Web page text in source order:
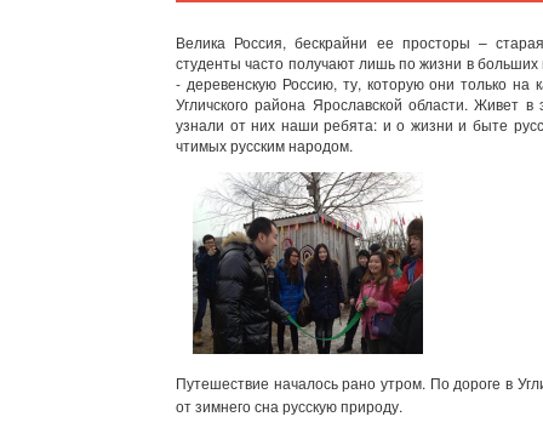
Велика Россия, бескрайни ее просторы –
студенты часто получают лишь по жизни в
- деревенскую Россию, ту, которую они только
Угличского района Ярославской области. Живет
узнали от них наши ребята: и о жизни и быте
чтимых русским народом.
Путешествие началось рано утром. По дороге в
от зимнего сна русскую природу.